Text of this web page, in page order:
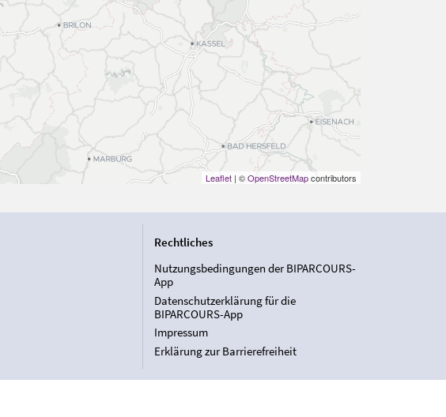
Leaflet| ©OpenStreetMapcontributors
Rechtliches
Nutzungsbedingungen der BIPARCOURS-
App
Datenschutzerklärung für die
BIPARCOURS-App
Impressum
Erklärung zur Barrierefreiheit